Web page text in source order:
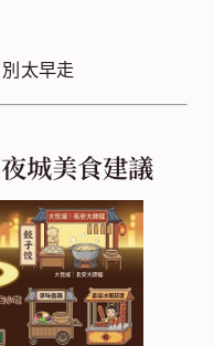
太早走
城美食建議